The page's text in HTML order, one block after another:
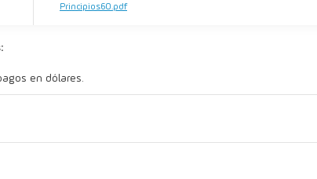
Principios60.pdf
en dólares.